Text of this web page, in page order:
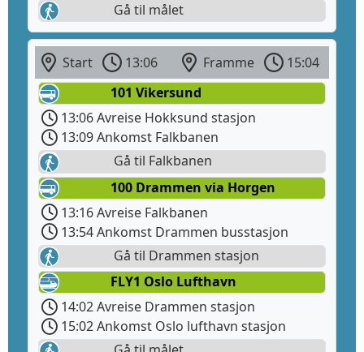
Gå til målet
Start 13:06 Framme
15:04
101 Vikersund
13:06 Avreise Hokksund stasjon
13:09 Ankomst Falkbanen
Gå til Falkbanen
100 Drammen via Horgen
13:16 Avreise Falkbanen
13:54 Ankomst Drammen busstasjon
Gå til Drammen stasjon
FLY1 Oslo Lufthavn
14:02 Avreise Drammen stasjon
15:02 Ankomst Oslo lufthavn stasjon